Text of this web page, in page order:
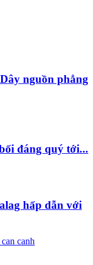
nguồn phẳng
đáng quý tới...
hấp dẫn với